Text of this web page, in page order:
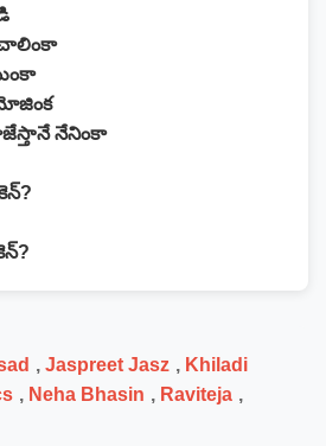
చాలింకా
నేనింకా
, Jaspreet Jasz , Khiladi
, Neha Bhasin , Raviteja ,